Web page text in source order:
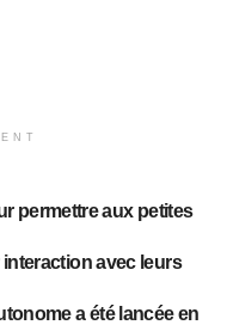
permettre aux petites
avec leurs
a été lancée en